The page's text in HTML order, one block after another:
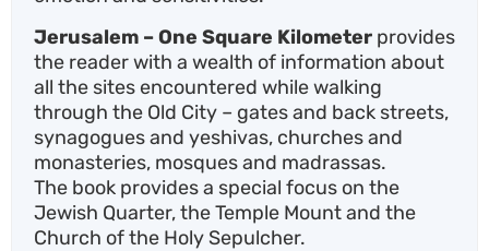
Jerusalem – One Square Kilometer provides
the reader with a wealth of information about
all the sites encountered while walking
through the Old City – gates and back streets,
synagogues and yeshivas, churches and
monasteries, mosques and madrassas.
The book provides a special focus on the
Jewish Quarter, the Temple Mount and the
Church of the Holy Sepulcher.